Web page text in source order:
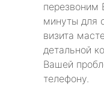
перезвоним
минуты для
визита
детальной
Вашей
телефону.